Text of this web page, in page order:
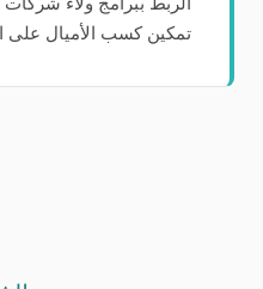
تمكين كسب الأميال على